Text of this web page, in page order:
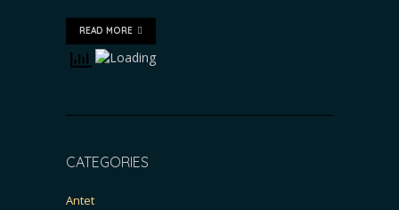
READ MORE
CATEGORIES
Antet